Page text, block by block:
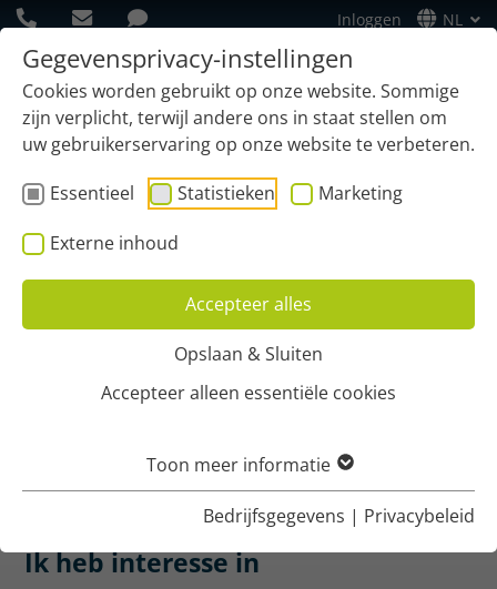
Gegevensprivacy-instellingen
Cookies worden gebruikt op onze website. Sommige
zijn verplicht, terwijl andere ons in staat stellen om
uw gebruikerservaring op onze website te verbeteren.
Essentieel
Statistieken Marketing
Externe inhoud
Accepteer alles
Opslaan & Sluiten
Accepteer alleen essentiële cookies
Toon meer informatie
Bedrijfsgegevens | Privacybeleid
Inloggen NL
VRAAG EEN GRATIS
OFFERTE AAN
Ik heb interesse in